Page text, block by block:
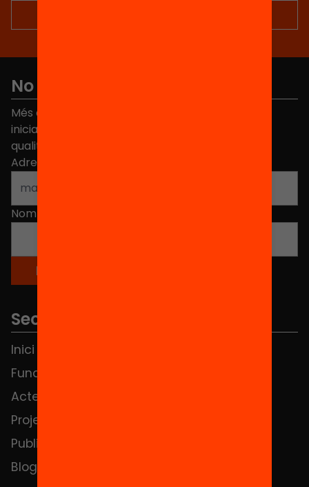
No et perdis res
Més de 40.000 persones ja han triat Equitat. Rep
iniciatives, propostes i projectes per millorar la
qualitat de l'educació a Catalunya.
Adreça electrònica
Nom
Seccions
Inici
Fundació
Actes
Projectes
Publicacions i vídeos
Blog